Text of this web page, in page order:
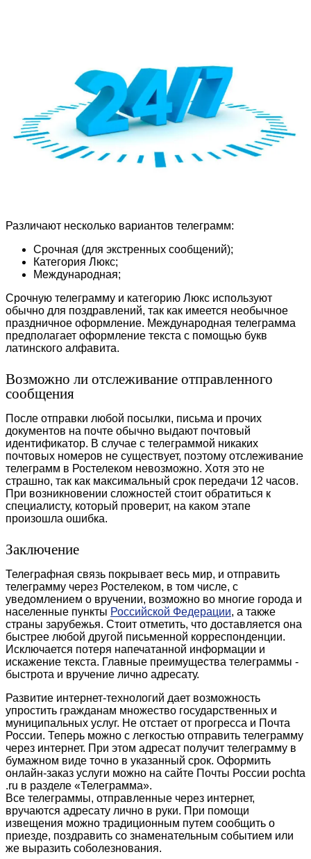
Различают несколько вариантов телеграмм:
Срочная (для экстренных сообщений);
Категория Люкс;
Международная;
Срочную телеграмму и категорию Люкс используют
обычно для поздравлений, так как имеется необычное
праздничное оформление. Международная телеграмма
предполагает оформление текста с помощью букв
латинского алфавита.
Возможно ли отслеживание отправленного
сообщения
После отправки любой посылки, письма и прочих
документов на почте обычно выдают почтовый
идентификатор. В случае с телеграммой никаких
почтовых номеров не существует, поэтому отслеживание
телеграмм в Ростелеком невозможно. Хотя это не
страшно, так как максимальный срок передачи 12 часов.
При возникновении сложностей стоит обратиться к
специалисту, который проверит, на каком этапе
произошла ошибка.
Заключение
Телеграфная связь покрывает весь мир, и отправить
телеграмму через Ростелеком, в том числе, с
уведомлением о вручении, возможно во многие города и
населенные пункты Российской Федерации, а также
страны зарубежья. Стоит отметить, что доставляется она
быстрее любой другой письменной корреспонденции.
Исключается потеря напечатанной информации и
искажение текста. Главные преимущества телеграммы -
быстрота и вручение лично адресату.
Развитие интернет-технологий дает возможность
упростить гражданам множество государственных и
муниципальных услуг. Не отстает от прогресса и Почта
России. Теперь можно с легкостью отправить телеграмму
через интернет. При этом адресат получит телеграмму в
бумажном виде точно в указанный срок. Оформить
онлайн-заказ услуги можно на сайте Почты России pochta
.ru в разделе «Телеграмма».
Все телеграммы, отправленные через интернет,
вручаются адресату лично в руки. При помощи
извещения можно традиционным путем сообщить о
приезде, поздравить со знаменательным событием или
же выразить соболезнования.